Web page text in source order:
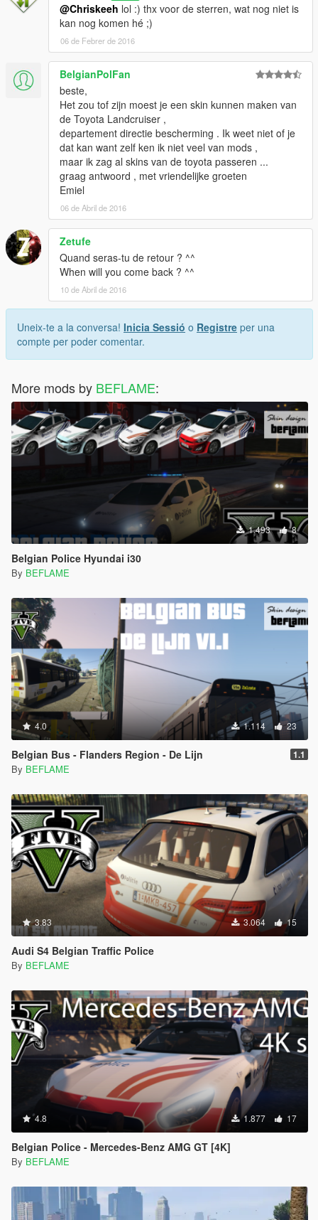
@Chriskeeh lol :) thx voor de sterren, wat nog niet is
kan nog komen hé ;)
06 de Febrer de 2016
BelgianPolFan
beste,
Het zou tof zijn moest je een skin kunnen maken van
de Toyota Landcruiser ,
departement directie bescherming . Ik weet niet of je
dat kan want zelf ken ik niet veel van mods ,
maar ik zag al skins van de toyota passeren ...
graag antwoord , met vriendelijke groeten
Emiel
06 de Abril de 2016
Zetufe
Quand seras-tu de retour ? ^^
When will you come back ? ^^
10 de Abril de 2016
Uneix-te a la conversa! Inicia Sessió o Registre per una
compte per poder comentar.
More mods by BEFLAME:
1.493 8
Belgian Police Hyundai i30
By BEFLAME
4.0 1.114 23
Belgian Bus - Flanders Region - De Lijn 1.1
By BEFLAME
3.83 3.064 15
Audi S4 Belgian Traffic Police
By BEFLAME
4.8 1.877 17
Belgian Police - Mercedes-Benz AMG GT [4K]
By BEFLAME